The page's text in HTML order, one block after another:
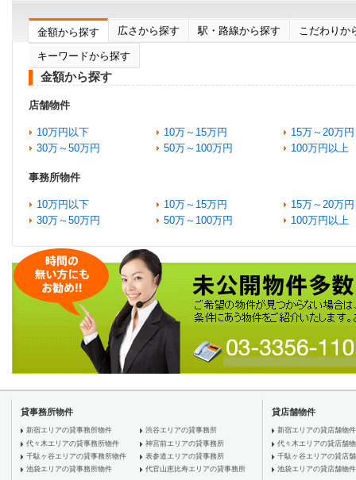
金額から探す 広さから探す 駅・路線から探す こだわりか
キーワードから探す
金額から探す
店舗物件
10万円以下 10万～15万円
15万～20万円
30万～50万円
50万～100万円 100万円以上
事務所物件
10万円以下 10万～15万円
15万～20万円
30万～50万円
50万～100万円 100万円以上
貸事務所物件
新宿エリアの貸事務所物件
代々木エリアの貸事務所物件
千駄ヶ谷エリアの貸事務所物件
池袋エリアの貸事務所物件
渋谷エリアの貸事務所
神宮前エリアの貸事務所
表参道エリアの貸事務所
代官山恵比寿エリアの貸事務所
貸店舗物件
新宿エリアの貸店舗物件
代々木エリアの貸店舗
千駄ヶ谷エリアの貸店
池袋エリアの貸店舗物件